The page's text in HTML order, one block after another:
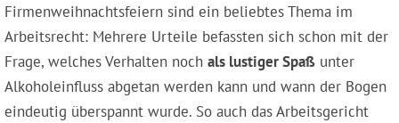
Firmenweihnachtsfeiern sind ein beliebtes Thema im
Arbeitsrecht: Mehrere Urteile befassten sich schon mit der
Frage, welches Verhalten noch als lustiger Spaß unter
Alkoholeinfluss abgetan werden kann und wann der Bogen
eindeutig überspannt wurde. So auch das Arbeitsgericht